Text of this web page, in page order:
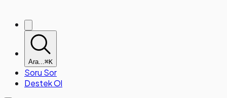
Ara...⌘K
Soru Sor
Destek Ol